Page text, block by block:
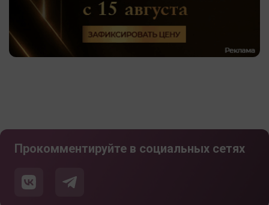
Прокомментируйте в социальных сетях